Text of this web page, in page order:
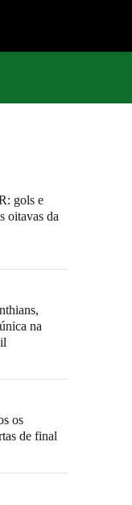
gols e
oitavas da
na
os
de final